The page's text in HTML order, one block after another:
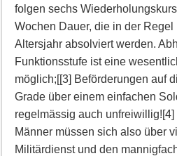
folgen sechs
Wochen Dauer, die in der Regel
Altersjahr absolviert werden.
Funktionsstufe ist eine
möglich;[[3] Beförderungen auf
Grade über einem einfachen
regelmässig auch
Männer müssen sich also über
Militärdienst und den